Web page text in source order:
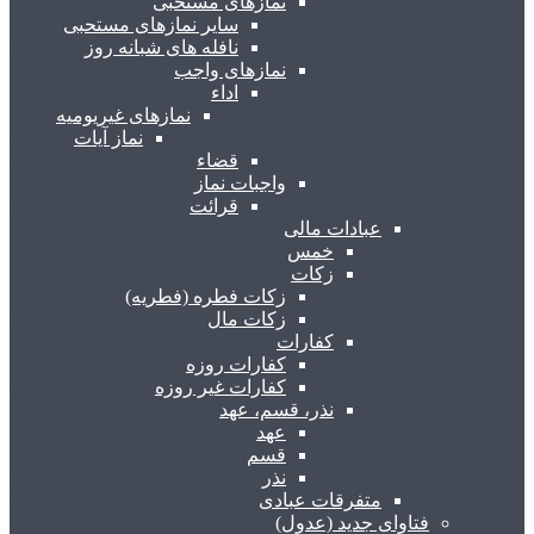
سایر نمازهای مستحبی
نافله های شبانه روز
نمازهای واجب
اداء
نمازهای غیریومیه
نماز آیات
قضاء
واجبات نماز
قرائت
عبادات مالی
خمس
زکات
زکات فطره (فطریه)
زکات مال
کفارات
کفارات روزه
کفارات غیر روزه
نذر، قسم، عهد
عهد
قسم
نذر
متفرقات عبادی
فتاوای جدید (عدول)